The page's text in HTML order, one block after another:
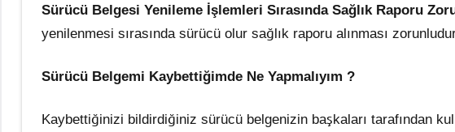
Sürücü Belgesi Yenileme İşlemleri Sırasında Sağlık Raporu
yenilenmesi sırasında sürücü olur sağlık raporu alınması
Sürücü Belgemi Kaybettiğimde Ne Yapmalıyım ?
Kaybettiğinizi bildirdiğiniz sürücü belgenizin başkaları tarafından